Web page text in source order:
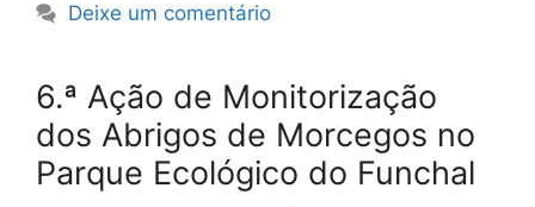
Deixe um comentário
6.ª Ação de Monitorização
dos Abrigos de Morcegos no
Parque Ecológico do Funchal